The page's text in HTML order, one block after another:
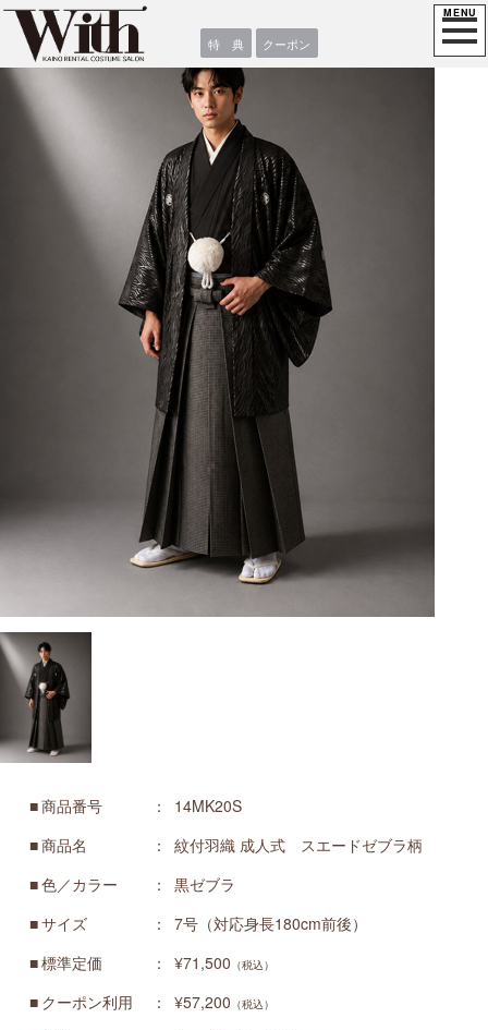
特 典 クーポン
商品番号
14MK20S
商品名
紋付羽織 成人式 スエードゼブラ柄
色／カラー
黒ゼブラ
サイズ
7号（対応身長180cm前後）
標準定価
¥71,500 （税込）
クーポン利用 ¥57,200 （税込）